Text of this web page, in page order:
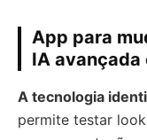
App para
IA
A tecnologia
permite testar